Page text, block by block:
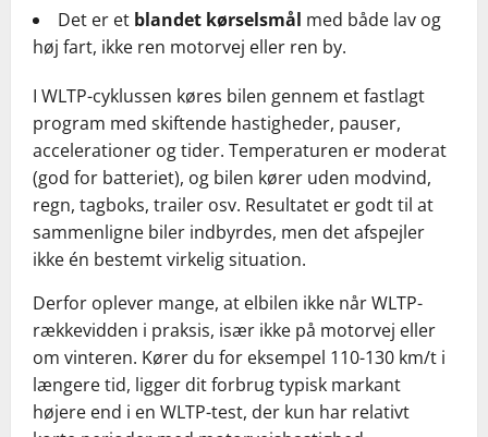
Det er et blandet kørselsmål med både lav og
høj fart, ikke ren motorvej eller ren by.
I WLTP-cyklussen køres bilen gennem et fastlagt
program med skiftende hastigheder, pauser,
accelerationer og tider. Temperaturen er moderat
(god for batteriet), og bilen kører uden modvind,
regn, tagboks, trailer osv. Resultatet er godt til at
sammenligne biler indbyrdes, men det afspejler
ikke én bestemt virkelig situation.
Derfor oplever mange, at elbilen ikke når WLTP-
rækkevidden i praksis, især ikke på motorvej eller
om vinteren. Kører du for eksempel 110-130 km/t i
længere tid, ligger dit forbrug typisk markant
højere end i en WLTP-test, der kun har relativt